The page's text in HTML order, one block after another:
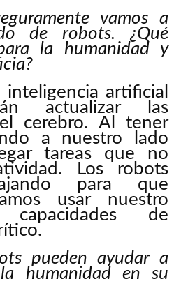
vamos a
de robots. ¿Qué
la humanidad y
inteligencia artificial
actualizar las
cerebro. Al tener
a nuestro lado
tareas que no
Los robots
para que
usar nuestro
de
pueden ayudar a
humanidad en su